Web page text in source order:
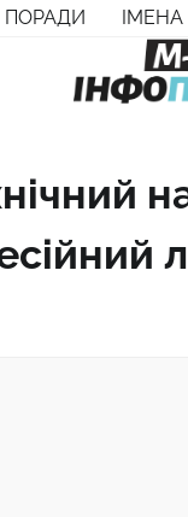
ПОРАДИ ІМЕНА